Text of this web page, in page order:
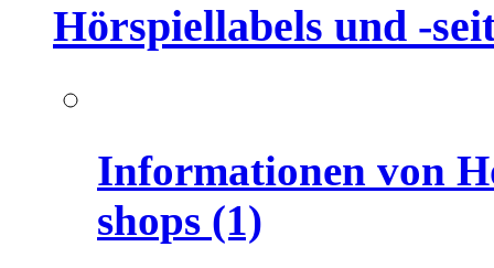
Hörspiellabels und -
Informationen von
shops (1)